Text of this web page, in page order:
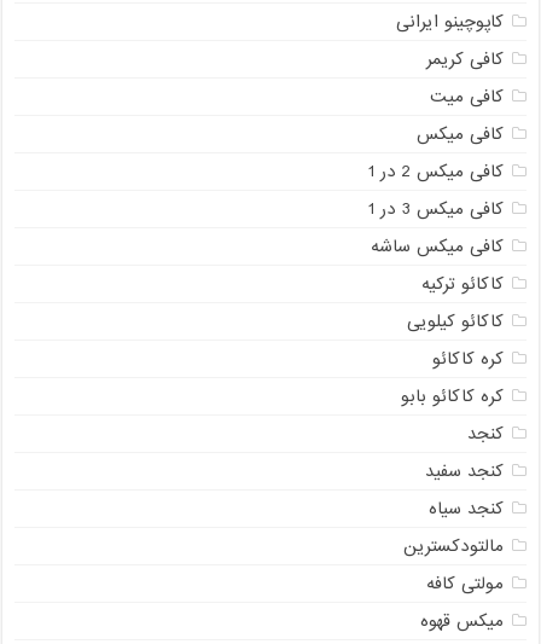
کاپوچینو ایرانی
کافی کریمر
کافی میت
کافی میکس
کافی میکس 2 در 1
کافی میکس 3 در 1
کافی میکس ساشه
کاکائو ترکیه
کاکائو کیلویی
کره کاکائو
کره کاکائو بابو
کنجد
کنجد سفید
کنجد سیاه
مالتودکسترین
مولتی کافه
میکس قهوه